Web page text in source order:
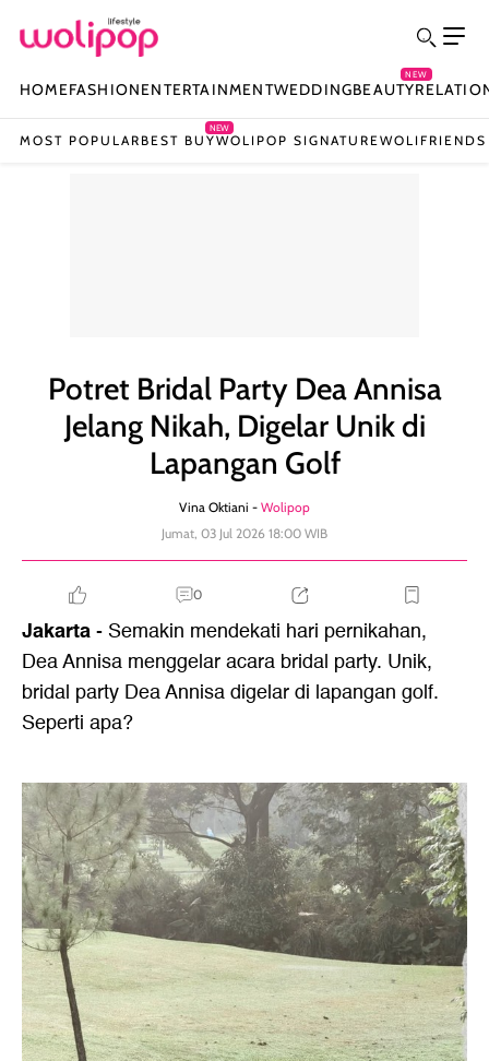
HOMEFASHIONENTERTAINMENTWEDDINGBEAUTY
NEW
MOST POPULAR BEST BUY
NEW
WOLIPOP SIGNATUREWOLIFRIENDS
Potret Bridal Party Dea Annisa
Jelang Nikah, Digelar Unik di
Lapangan Golf
Vina Oktiani - Wolipop
Jumat, 03 Jul 2026 18:00 WIB
0
Jakarta- Semakin mendekati hari pernikahan,
Dea Annisa menggelar acara bridal party. Unik,
bridal party Dea Annisa digelar di lapangan golf.
Seperti apa?